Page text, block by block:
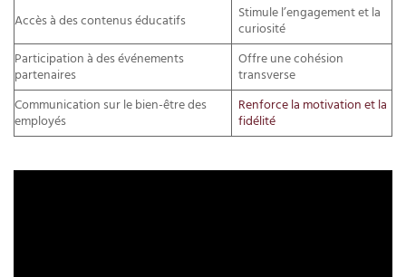
Accès à des contenus éducatifs
Stimule l’engagement et la
curiosité
Participation à des événements
partenaires
Offre une cohésion
transverse
Communication sur le bien-être des
employés
Renforce la motivation et la
fidélité